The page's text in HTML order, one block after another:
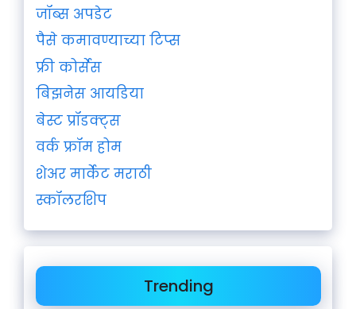
जॉब्स अपडेट
पैसे कमावण्याच्या टिप्स
फ्री कोर्सेस
बिझनेस आयडिया
बेस्ट प्रॉडक्ट्स
वर्क फ्रॉम होम
शेअर मार्केट मराठी
स्कॉलरशिप
Trending